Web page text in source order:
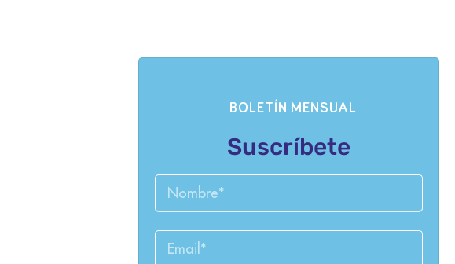
BOLETÍN MENSUAL
Suscríbete